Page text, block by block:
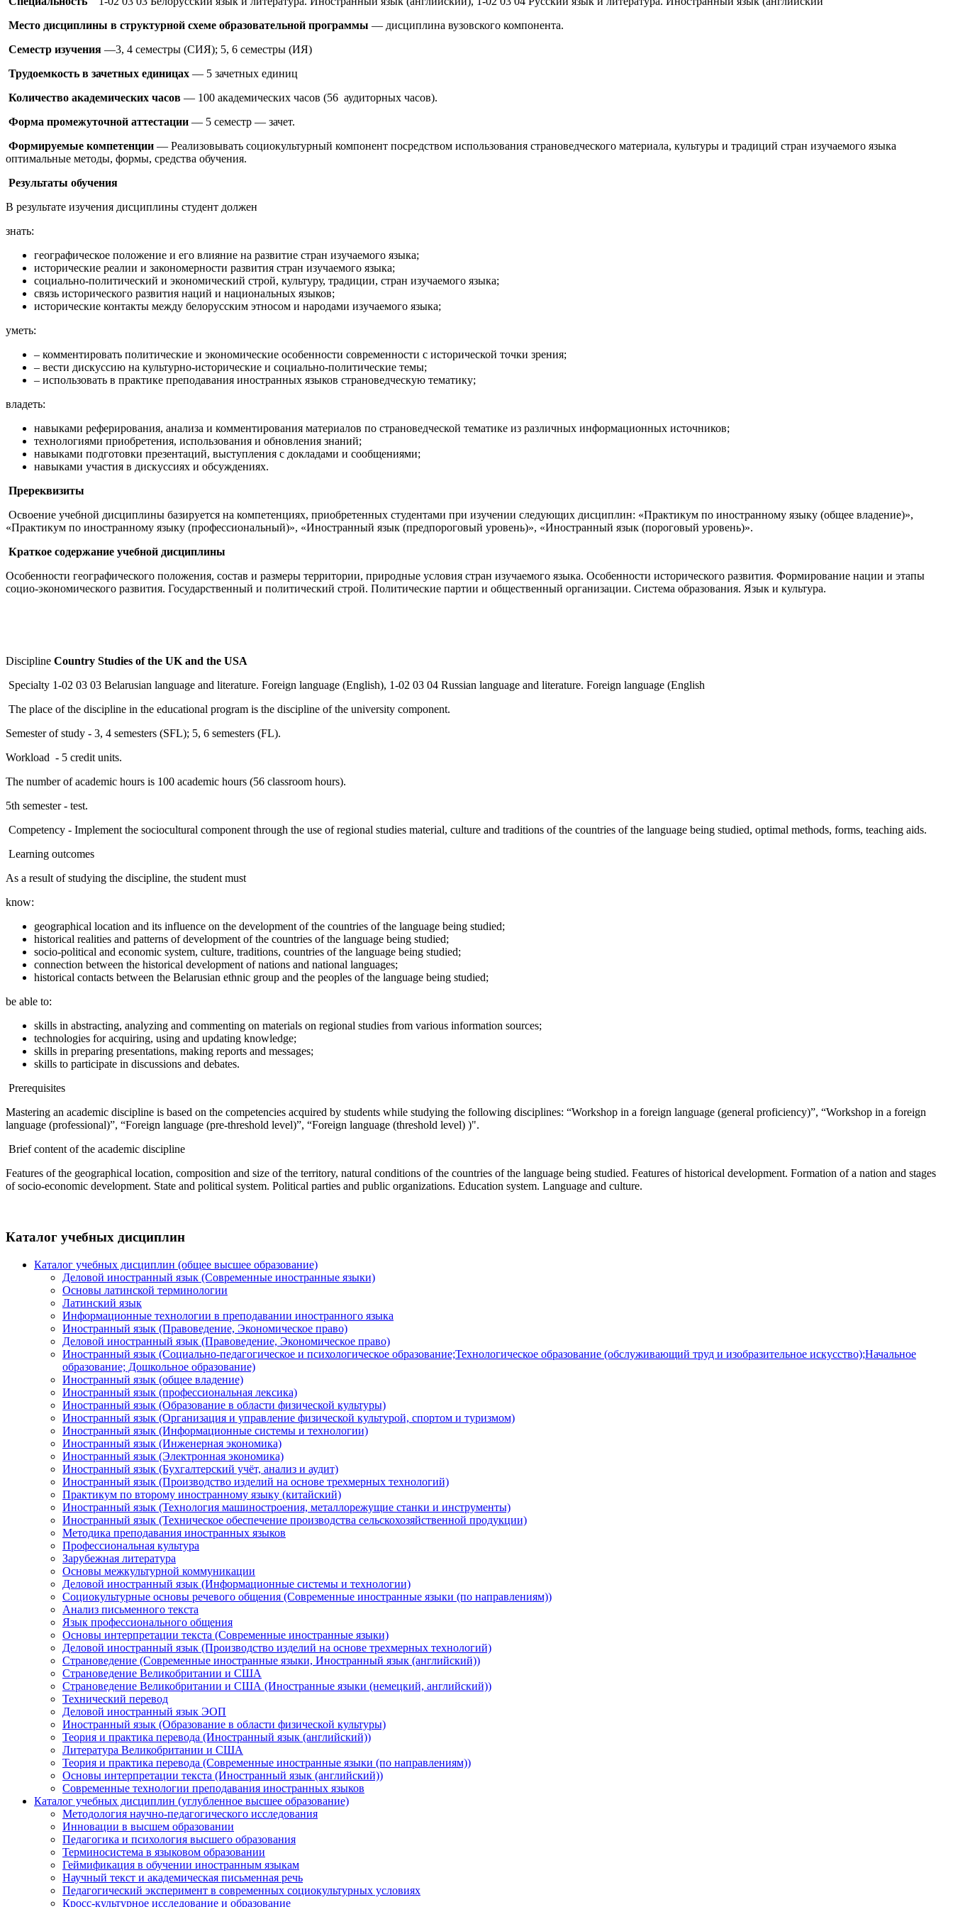
Место дисциплины в структурной схеме образовательной программы — дисциплина вузовского компонента.
Семестр изучения —3, 4 семестры (СИЯ); 5, 6 семестры (ИЯ)
Трудоемкость в зачетных единицах — 5 зачетных единиц
Количество академических часов — 100 академических часов (56 аудиторных часов).
Форма промежуточной аттестации — 5 семестр — зачет.
Формируемые компетенции — Реализовывать социокультурный компонент посредством использования страноведческого материала, культуры и традиций стран изучаемого языка
оптимальные методы, формы, средства обучения.
Результаты обучения
В результате изучения дисциплины студент должен
знать:
географическое положение и его влияние на развитие стран изучаемого языка;
исторические реалии и закономерности развития стран изучаемого языка;
социально-политический и экономический строй, культуру, традиции, стран изучаемого языка;
связь исторического развития наций и национальных языков;
исторические контакты между белорусским этносом и народами изучаемого языка;
уметь:
– комментировать политические и экономические особенности современности с исторической точки зрения;
– вести дискуссию на культурно-исторические и социально-политические темы;
– использовать в практике преподавания иностранных языков страноведческую тематику;
владеть:
навыками реферирования, анализа и комментирования материалов по страноведческой тематике из различных информационных источников;
технологиями приобретения, использования и обновления знаний;
навыками подготовки презентаций, выступления с докладами и сообщениями;
навыками участия в дискуссиях и обсуждениях.
Пререквизиты
Освоение учебной дисциплины базируется на компетенциях, приобретенных студентами при изучении следующих дисциплин: «Практикум по иностранному языку (общее владение)»,
«Практикум по иностранному языку (профессиональный)», «Иностранный язык (предпороговый уровень)», «Иностранный язык (пороговый уровень)».
Краткое содержание учебной дисциплины
Особенности географического положения, состав и размеры территории, природные условия стран изучаемого языка. Особенности исторического развития. Формирование нации и этапы
социо-экономического развития. Государственный и политический строй. Политические партии и общественный организации. Система образования. Язык и культура.
Discipline Country Studies of the UK and the USA
Specialty 1-02 03 03 Belarusian language and literature. Foreign language (English), 1-02 03 04 Russian language and literature. Foreign language (English
The place of the discipline in the educational program is the discipline of the university component.
Semester of study - 3, 4 semesters (SFL); 5, 6 semesters (FL).
Workload - 5 credit units.
The number of academic hours is 100 academic hours (56 classroom hours).
5th semester - test.
Competency - Implement the sociocultural component through the use of regional studies material, culture and traditions of the countries of the language being studied, optimal methods, forms, teaching aids.
Learning outcomes
As a result of studying the discipline, the student must
know:
geographical location and its influence on the development of the countries of the language being studied;
historical realities and patterns of development of the countries of the language being studied;
socio-political and economic system, culture, traditions, countries of the language being studied;
connection between the historical development of nations and national languages;
historical contacts between the Belarusian ethnic group and the peoples of the language being studied;
be able to:
skills in abstracting, analyzing and commenting on materials on regional studies from various information sources;
technologies for acquiring, using and updating knowledge;
skills in preparing presentations, making reports and messages;
skills to participate in discussions and debates.
Prerequisites
Mastering an academic discipline is based on the competencies acquired by students while studying the following disciplines: “Workshop in a foreign language (general proficiency)”, “Workshop in a foreign
language (professional)”, “Foreign language (pre-threshold level)”, “Foreign language (threshold level) )".
Brief content of the academic discipline
Features of the geographical location, composition and size of the territory, natural conditions of the countries of the language being studied. Features of historical development. Formation of a nation and stages
of socio-economic development. State and political system. Political parties and public organizations. Education system. Language and culture.
Каталог учебных дисциплин
Каталог учебных дисциплин (общее высшее образование)
Деловой иностранный язык (Современные иностранные языки)
Основы латинской терминологии
Латинский язык
Информационные технологии в преподавании иностранного языка
Иностранный язык (Правоведение, Экономическое право)
Деловой иностранный язык (Правоведение, Экономическое право)
Иностранный язык (Социально-педагогическое и психологическое образование;Технологическое образование (обслуживающий труд и изобразительное искусство);Начальное
образование; Дошкольное образование)
Иностранный язык (общее владение)
Иностранный язык (профессиональная лексика)
Иностранный язык (Образование в области физической культуры)
Иностранный язык (Организация и управление физической культурой, спортом и туризмом)
Иностранный язык (Информационные системы и технологии)
Иностранный язык (Инженерная экономика)
Иностранный язык (Электронная экономика)
Иностранный язык (Бухгалтерский учёт, анализ и аудит)
Иностранный язык (Производство изделий на основе трехмерных технологий)
Практикум по второму иностранному языку (китайский)
Иностранный язык (Технология машиностроения, металлорежущие станки и инструменты)
Иностранный язык (Техническое обеспечение производства сельскохозяйственной продукции)
Методика преподавания иностранных языков
Профессиональная культура
Зарубежная литература
Основы межкультурной коммуникации
Деловой иностранный язык (Информационные системы и технологии)
Социокультурные основы речевого общения (Современные иностранные языки (по направлениям))
Анализ письменного текста
Язык профессионального общения
Основы интерпретации текста (Современные иностранные языки)
Деловой иностранный язык (Производство изделий на основе трехмерных технологий)
Страноведение (Современные иностранные языки, Иностранный язык (английский))
Страноведение Великобритании и США
Страноведение Великобритании и США (Иностранные языки (немецкий, английский))
Технический перевод
Деловой иностранный язык ЭОП
Иностранный язык (Образование в области физической культуры)
Теория и практика перевода (Иностранный язык (английский))
Литература Великобритании и США
Теория и практика перевода (Современные иностранные языки (по направлениям))
Основы интерпретации текста (Иностранный язык (английский))
Современные технологии преподавания иностранных языков
Каталог учебных дисциплин (углубленное высшее образование)
Методология научно-педагогического исследования
Инновации в высшем образовании
Педагогика и психология высшего образования
Терминосистема в языковом образовании
Геймификация в обучении иностранным языкам
Научный текст и академическая письменная речь
Педагогический эксперимент в современных социокультурных условиях
Кросс-культурное исследование и образование